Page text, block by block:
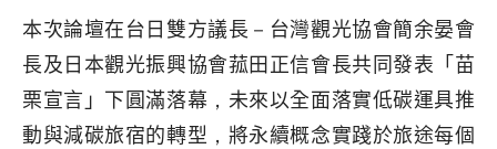
本次論壇在台日雙方議長－台灣觀光協會簡余晏會
長及日本觀光振興協會菰田正信會長共同發表「苗
栗宣言」下圓滿落幕，未來以全面落實低碳運具推
動與減碳旅宿的轉型，將永續概念實踐於旅途每個